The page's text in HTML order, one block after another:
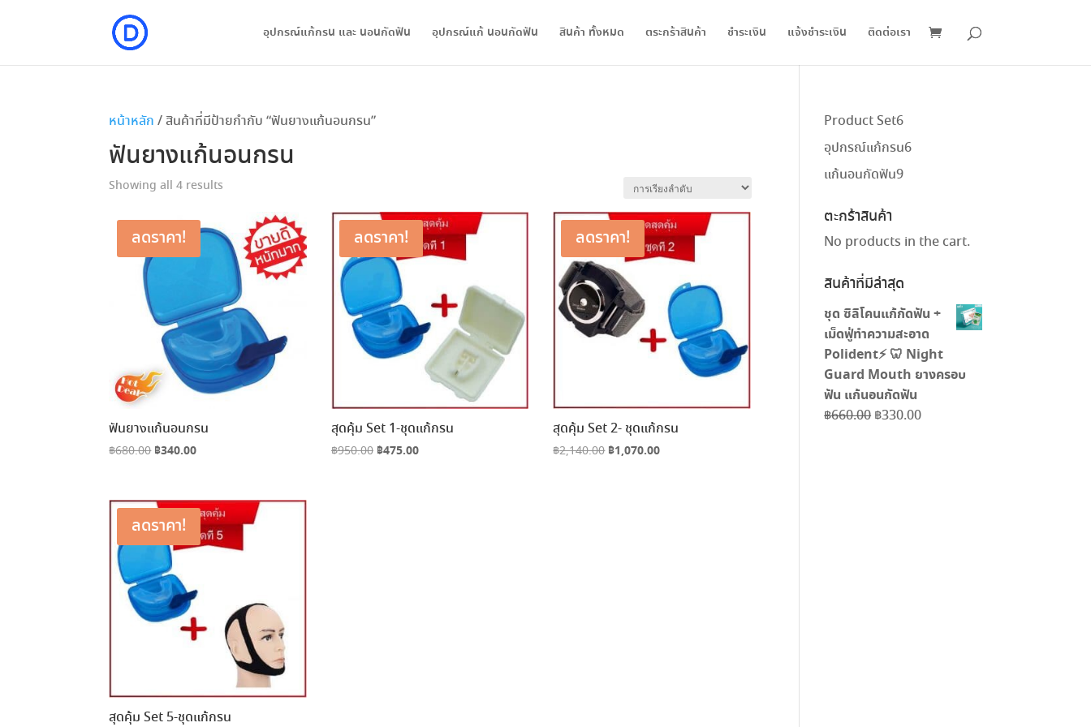
อุปกรณ์แก้กรน และ นอนกัดฟัน อุปกรณ์แก้ นอนกัดฟัน สินค้า ทั้งหมด ตระกร้าสินค้า ชำระเงิน แจ้งชำระเงิน ติดต่อเรา
หน้าหลัก / สินค้าที่มีป้ายกำกับ “ฟันยางแก้นอนกรน”
ฟันยางแก้นอนกรน
Showing all 4 results
ลดราคา!
ฟันยางแก้นอนกรน
฿680.00 Original
฿680.00.
฿340.00Current
฿340.00.
ลดราคา!
สุดคุ้ม Set 1-ชุดแก้กรน
฿950.00 Original
฿475.00Current
ลดราคา!
สุดคุ้ม Set 2- ชุดแก้กรน
฿2,140.00 Original
฿1,070.00Current
ลดราคา!
สุดคุ้ม Set 5-ชุดแก้กรน
Product Set66
สินค้า
อุปกรณ์แก้กรน66
แก้นอนกัดฟัน99
ตะกร้าสินค้า
No products in the cart.
สินค้าที่มีล่าสุด
ชุด ซิลิโคนแก้กัดฟัน +
เม็ดฟู่ทำความสะอาด
Polident⚡️ 🦷 Night
Guard Mouth ยางครอบ
ฟัน แก้นอนกัดฟัน
฿660.00 Original
฿330.00Current